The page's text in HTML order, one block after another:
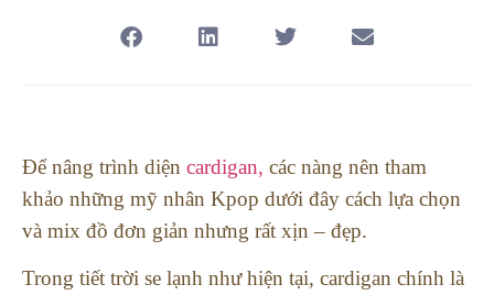
Để nâng trình diện cardigan, các nàng nên tham
khảo những mỹ nhân Kpop dưới đây cách lựa chọn
và mix đồ đơn giản nhưng rất xịn – đẹp.
Trong tiết trời se lạnh như hiện tại, cardigan chính là